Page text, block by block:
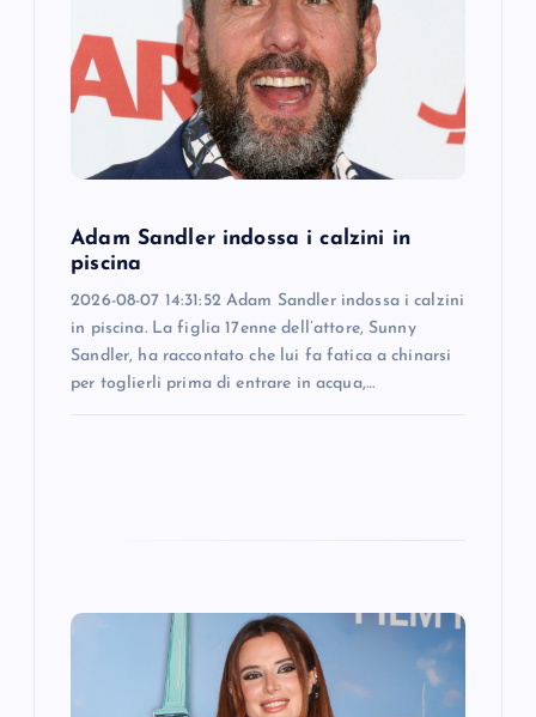
Adam Sandler indossa i calzini in
piscina
2026-08-07 14:31:52 Adam Sandler indossa i calzini
in piscina. La figlia 17enne dell’attore, Sunny
Sandler, ha raccontato che lui fa fatica a chinarsi
per toglierli prima di entrare in acqua,…